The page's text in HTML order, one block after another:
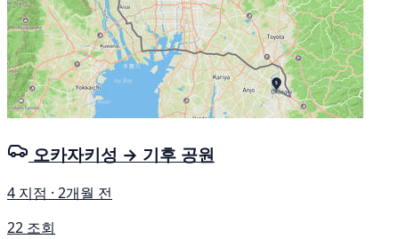
오카자키성 → 기후 공원
4 지점 · 2개월 전
22 조회